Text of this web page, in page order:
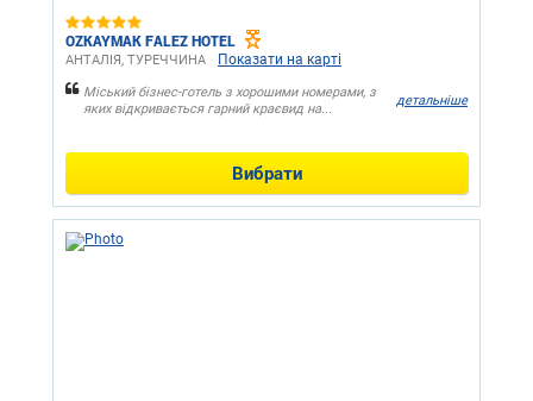
OZKAYMAK FALEZ HOTEL
АНТАЛІЯ, ТУРЕЧЧИНА Показати на карті
Міський бізнес-готель з хорошими номерами, з
яких відкривається гарний краєвид на...
детальніше
Вибрати